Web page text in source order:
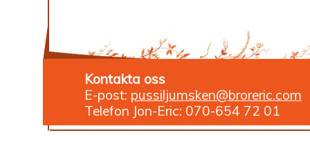
Kontakta oss
E-post: pussiljumsken@broreric.com
Telefon Jon-Eric: 070-654 72 01